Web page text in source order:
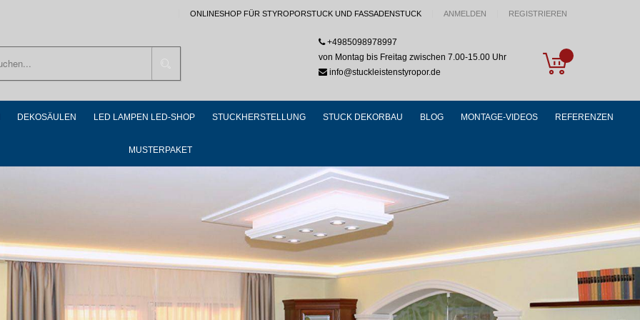
ONLINESHOP FÜR STYROPORSTUCK UND FASSADENSTUCK ANMELDEN REGISTRIEREN
My Cart
+4985098978997
von Montag bis Freitag zwischen 7.00-15.00 Uhr
info@stuckleistenstyropor.de
DEKOSÄULEN LED LAMPEN LED-SHOP STUCKHERSTELLUNG STUCK DEKORBAU BLOG MONTAGE-VIDEOS REFERENZEN
MUSTERPAKET